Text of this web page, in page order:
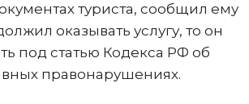
туриста, сообщил ему
оказывать услугу, то он
под статью Кодекса РФ об
правонарушениях.